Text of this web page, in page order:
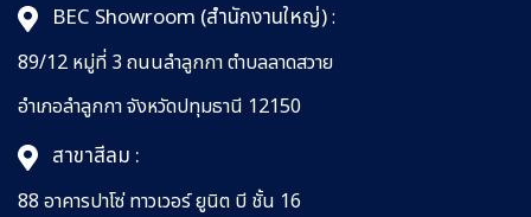
BEC Showroom (สำนักงานใหญ่):
89/12 หมู่ที่ 3 ถนนลำลูกกาตำบลลาดสวาย
อำเภอลำลูกกาจังหวัดปทุมธานี 12150
สาขาสีลม :
88 อาคารปาโซ่ ทาวเวอร์ ยูนิต บี ชั้น 16